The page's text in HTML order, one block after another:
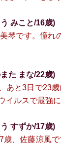
みこと/16歳)
美琴です。憧
た まな/22歳)
あと3日で23
イルスで最強
すずか/17歳)
歳、佐藤涼⾵